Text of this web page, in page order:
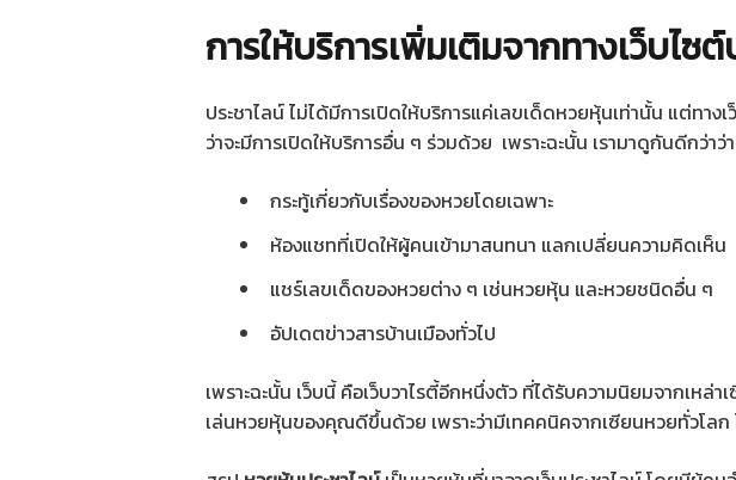
การให้บริการเพิ่มเติมจากทางเว็บไซต์
ประชาไลน์ ไม่ได้มีการเปิดให้บริการแค่เลขเด็ดหวยหุ้นเท่านั้น แต่ทาง
ว่าจะมีการเปิดให้บริการอื่น ๆ ร่วมด้วย เพราะฉะนั้น เรามาดูกันดีกว่า
กระทู้เกี่ยวกับเรื่องของหวยโดยเฉพาะ
ห้องแชทที่เปิดให้ผู้คนเข้ามาสนทนา แลกเปลี่ยนความคิดเห็น
แชร์เลขเด็ดของหวยต่าง ๆ เช่นหวยหุ้น และหวยชนิดอื่น ๆ
อัปเดตข่าวสารบ้านเมืองทั่วไป
เพราะฉะนั้น เว็บนี้ คือเว็บวาไรตี้อีกหนึ่งตัว ที่ได้รับความนิยมจากเหล่
เล่นหวยหุ้นของคุณดีขึ้นด้วย เพราะว่ามีเทคคนิคจากเซียนหวยทั่วโลก